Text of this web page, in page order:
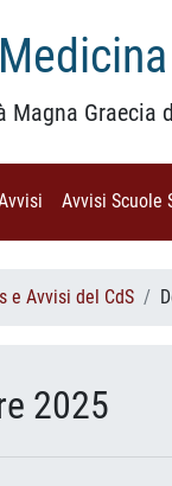
Magna Graecia
(current)
Avvisi Scuole
e Avvisi del CdS
2025